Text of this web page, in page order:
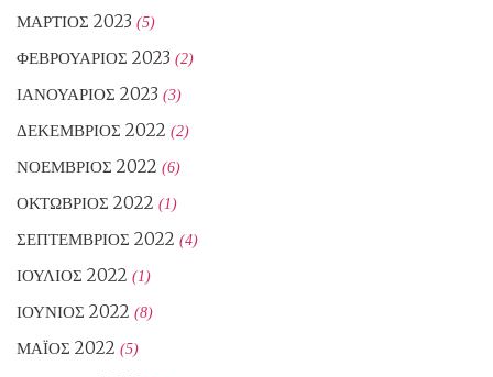
ΜΆΡΤΙΟΣ 2023 (5)
ΦΕΒΡΟΥΆΡΙΟΣ 2023 (2)
ΙΑΝΟΥΆΡΙΟΣ 2023 (3)
ΔΕΚΈΜΒΡΙΟΣ 2022 (2)
ΝΟΈΜΒΡΙΟΣ 2022 (6)
ΟΚΤΏΒΡΙΟΣ 2022 (1)
ΣΕΠΤΈΜΒΡΙΟΣ 2022 (4)
ΙΟΎΛΙΟΣ 2022 (1)
ΙΟΎΝΙΟΣ 2022 (8)
ΜΆΙΟΣ 2022 (5)